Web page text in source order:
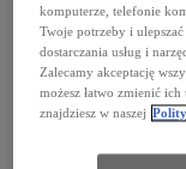
komputerze, telefonie
Twoje potrzeby i
dostarczania usług i
Zalecamy akceptację
możesz łatwo zmienić
znajdziesz w naszej